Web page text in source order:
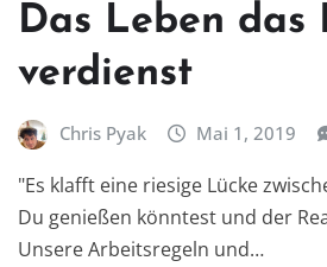
Das Leben das
verdienst
Chris Pyak Mai 1, 2019
"Es klafft eine riesige Lücke
Du genießen könntest und der
Unsere Arbeitsregeln und…